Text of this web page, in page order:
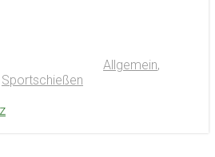
Allgemein,
Sportschießen